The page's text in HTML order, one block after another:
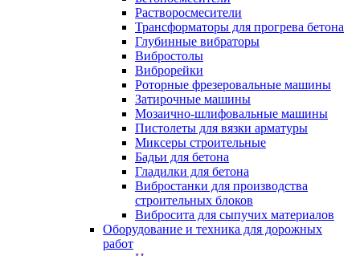
Растворосмесители
Трансформаторы для прогрева бетона
Глубинные вибраторы
Вибростолы
Виброрейки
Роторные фрезеровальные машины
Затирочные машины
Мозаично-шлифовальные машины
Пистолеты для вязки арматуры
Миксеры строительные
Бадьи для бетона
Гладилки для бетона
Вибростанки для производства
строительных блоков
Вибросита для сыпучих материалов
Оборудование и техника для дорожных
работ